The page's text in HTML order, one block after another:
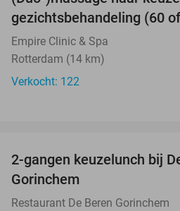
gezichtsbehandeling (60
Empire Clinic & Spa
Rotterdam (14 km)
Verkocht: 122
2-gangen keuzelunch bij
Gorinchem
Restaurant De Beren Gorinchem